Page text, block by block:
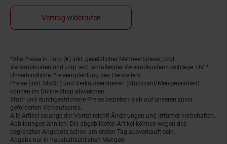
Vertrag widerrufen
Fußnoten
*Alle Preise in Euro (€) inkl. gesetzlicher Mehrwertsteuer, zzgl.
Versandkosten und zzgl. evtl. anfallender Versandkostenzuschläge. UVP:
Unverbindliche Preisempfehlung des Herstellers.
Preise (inkl. MwSt.) und Verkaufseinheiten (Stückzahl/Mengeneinheit)
können im Online-Shop abweichen.
Statt- und durchgestrichene Preise beziehen sich auf unseren zuvor
geforderten Verkaufspreis.
Alle Artikel solange der Vorrat reicht! Änderungen und Irrtümer vorbehalten.
Abbildungen ähnlich. Die abgebildeten Artikel können wegen des
begrenzten Angebots schon am ersten Tag ausverkauft sein.
Abgabe nur in haushaltsüblichen Mengen!